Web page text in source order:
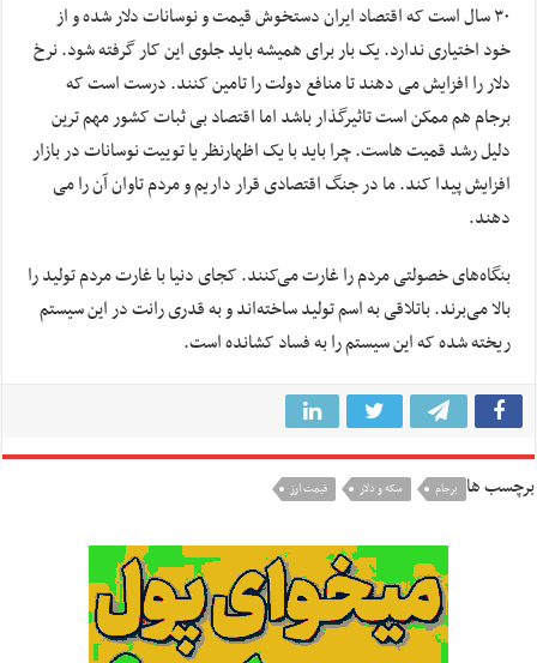
۳۰ سال است که اقتصاد ایران دستخوش قیمت و نوسانات دلار شده و از
خود اختیاری ندارد. یک بار برای همیشه باید جلوی این کار گرفته شود. نرخ
دلار را افزایش می دهند تا منافع دولت را تامین کنند. درست است که
برجام هم ممکن است تاثیرگذار باشد اما اقتصاد بی ثبات کشور مهم ترین
دلیل رشد قمیت هاست. چرا باید با یک اظهارنظر یا توییت نوسانات در بازار
افزایش پیدا کند. ما در جنگ اقتصادی قرار داریم و مردم تاوان آن را می
دهند.
بنگاه‌های خصولتی مردم را غارت می‌کنند. کجای دنیا با غارت مردم تولید را
بالا می‌برند. باتلاقی به اسم تولید ساخته‌اند و به قدری رانت در این سیستم
ریخته شده که این سیستم را به فساد کشانده است.
برچسب ها برجام سکه و دلار قیمت ارز